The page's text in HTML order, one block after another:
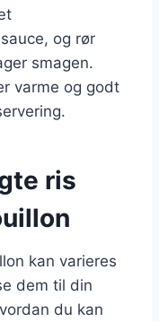
og rør
smagen.
varme og godt
ris
kan varieres
dem til din
du kan